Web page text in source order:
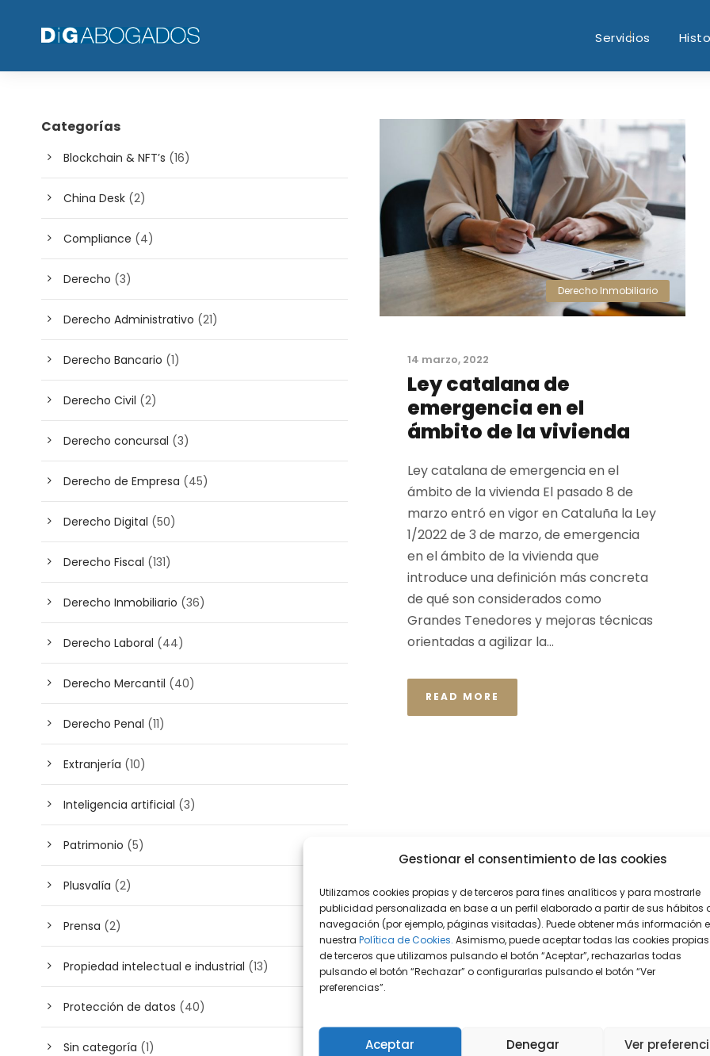
Gestionar el consentimiento de las cookies
Utilizamos cookies propias y de terceros para fines analíticos y para mostrarle
publicidad personalizada en base a un perfil elaborado a partir de sus hábitos
navegación (por ejemplo, páginas visitadas). Puede obtener más información
nuestra Política de Cookies. Asimismo, puede aceptar todas las cookies
de terceros que utilizamos pulsando el botón “Aceptar”, rechazarlas todas
pulsando el botón “Rechazar” o configurarlas pulsando el botón “Ver
preferencias”.
Aceptar Denegar Ver
Servicios
Derecho Inmobiliario
14 marzo, 2022
Ley catalana de
emergencia en el
ámbito de la vivienda
Ley catalana de emergencia en el
ámbito de la vivienda El pasado 8 de
marzo entró en vigor en Cataluña la Ley
1/2022 de 3 de marzo, de emergencia
en el ámbito de la vivienda que
introduce una definición más concreta
de qué son considerados como
Grandes Tenedores y mejoras técnicas
orientadas a agilizar la...
READ MORE
Categorías
Blockchain & NFT’s (16)
China Desk (2)
Compliance (4)
Derecho (3)
Derecho Administrativo (21)
Derecho Bancario (1)
Derecho Civil (2)
Derecho concursal (3)
Derecho de Empresa (45)
Derecho Digital (50)
Derecho Fiscal (131)
Derecho Inmobiliario (36)
Derecho Laboral (44)
Derecho Mercantil (40)
Derecho Penal (11)
Extranjería (10)
Inteligencia artificial (3)
Patrimonio (5)
Plusvalía (2)
Prensa (2)
Propiedad intelectual e industrial (13)
Protección de datos (40)
Sin categoría (1)